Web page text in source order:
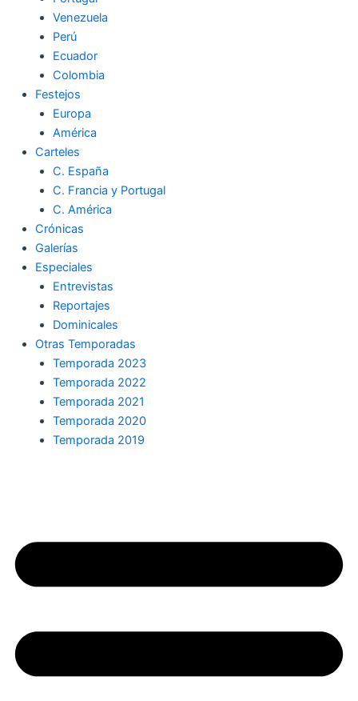
Venezuela
Perú
Ecuador
Colombia
Festejos
Europa
América
Carteles
C. España
C. Francia y Portugal
C. América
Crónicas
Galerías
Especiales
Entrevistas
Reportajes
Dominicales
Otras Temporadas
Temporada 2023
Temporada 2022
Temporada 2021
Temporada 2020
Temporada 2019